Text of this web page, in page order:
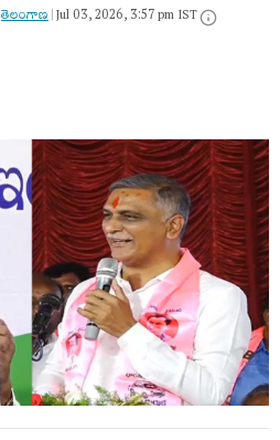
తెలంగాణ‌|Jul 03, 2026, 3:57 pm IST